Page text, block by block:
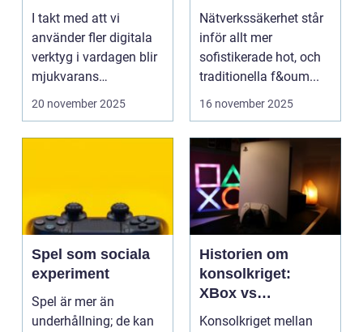
I takt med att vi
använder fler digitala
verktyg i vardagen blir
mjukvarans
anpassningsför...
20 november 2025
biologiska system
för att stärka
nätverkssäkerhet
Nätverkssäkerhet står
inför allt mer
sofistikerade hot, och
traditionella f&oum...
16 november 2025
Spel som sociala
experiment
Spel är mer än
underhållning; de kan
Historien om
konsolkriget:
XBox vs
PlayStation
Konsolkriget mellan